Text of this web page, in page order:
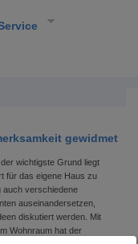
gewidmet
wichtigste Grund liegt
für das eigene Haus zu
auch verschiedene
auseinandersetzen,
diskutiert werden. Mit
Wohnraum hat der